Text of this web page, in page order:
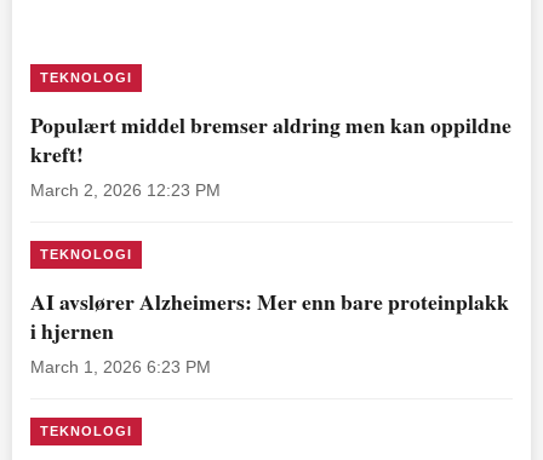
TEKNOLOGI
Populært middel bremser aldring men kan oppildne
kreft!
March 2, 2026 12:23 PM
TEKNOLOGI
AI avslører Alzheimers: Mer enn bare proteinplakk
i hjernen
March 1, 2026 6:23 PM
TEKNOLOGI